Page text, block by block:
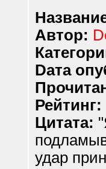
Автор:
Dата
Рейтинг:
Цитата:
удар